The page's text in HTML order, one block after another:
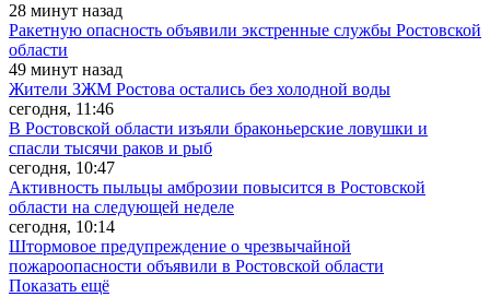
28 минут назад
Ракетную опасность объявили экстренные службы Ростовской
области
49 минут назад
Жители ЗЖМ Ростова остались без холодной воды
сегодня, 11:46
В Ростовской области изъяли браконьерские ловушки и
спасли тысячи раков и рыб
сегодня, 10:47
Активность пыльцы амброзии повысится в Ростовской
области на следующей неделе
сегодня, 10:14
Штормовое предупреждение о чрезвычайной
пожароопасности объявили в Ростовской области
Показать ещё